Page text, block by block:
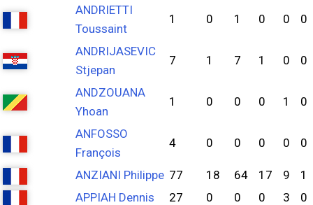
ANDRIETTI
Toussaint
1 0 1 0 0 0
ANDRIJASEVIC
Stjepan
7 1 7 1 0 0
ANDZOUANA
Yhoan
1 0 0 0 1 0
ANFOSSO
François
4 0 0 0 0 0
ANZIANI Philippe 77 18 64 17 9
1
APPIAH Dennis
27 0 0 0 3
0